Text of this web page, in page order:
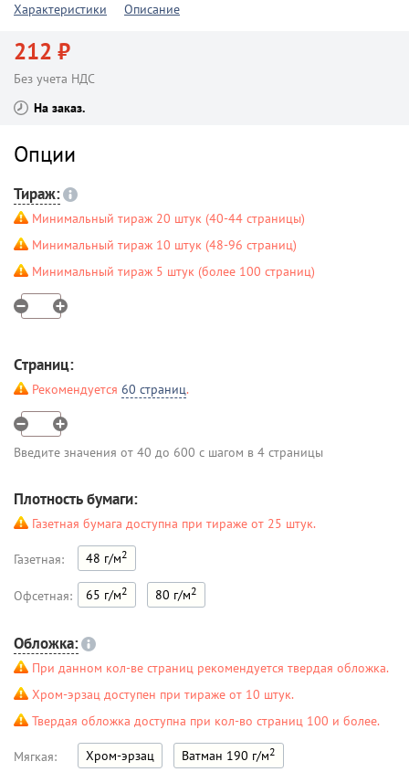
Характеристики
Описание
212 ₽
Без учета НДС
На заказ
Опции
Тираж:
Минимальный тираж 20 штук (40-44 страницы)
Минимальный тираж 10 штук (48-96 страниц)
Минимальный тираж 5 штук (более 100 страниц)
Страниц:
Рекомендуется 60 страниц.
Введите значения от 40 до 600 с шагом в 4 страницы
Плотность бумаги:
Газетная бумага доступна при тираже от 25 штук.
Газетная: 48 г/м2
Офсетная: 65 г/м2 80 г/м2
Обложка:
При данном кол-ве страниц рекомендуется твердая обложка.
Хром-эрзац доступен при тираже от 10 штук.
Твердая обложка доступна при кол-во страниц 100 и более.
Мягкая: Хром-эрзац Ватман 190 г/м2